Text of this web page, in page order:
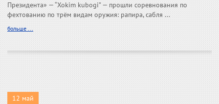
Президента» — “Xokim kubogi” — прошли соревнования по
фехтованию по трём видам оружия: рапира, сабля ...
больше ...
12 май